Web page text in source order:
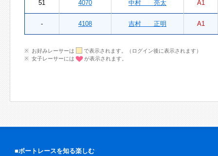
51 4070 中村 亮太 A1
- 4108 吉村 正明 A1
お好みレーサーは
で表示されます。（ログイン後に表示されます）
女子レーサーには
が表示されます。
■ボートレースを知る楽しむ